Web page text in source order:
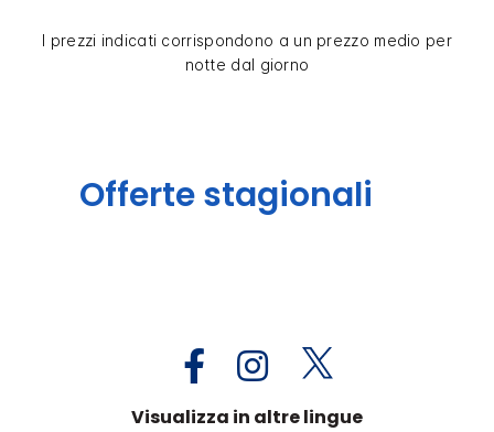
I prezzi indicati corrispondono a un prezzo medio per
notte dal giorno
Offerte stagionali
Visualizza in altre lingue